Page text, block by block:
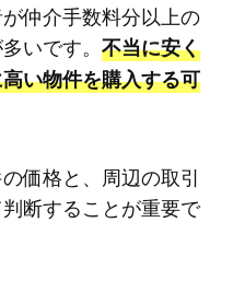
仲介手数料分以上の
いです。 不当に安く
い物件を購入する可
価格と、周辺の取引
断することが重要で